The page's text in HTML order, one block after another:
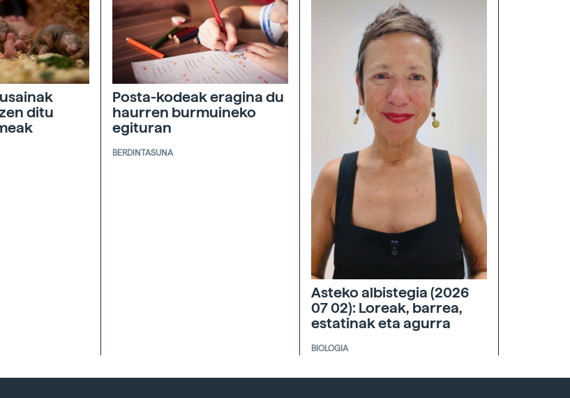
ditu
Posta-kodeak eragina du
haurren burmuineko
egituran
BERDINTASUNA
Asteko albistegia (2026
07 02): Loreak, barrea,
estatinak eta agurra
BIOLOGIA